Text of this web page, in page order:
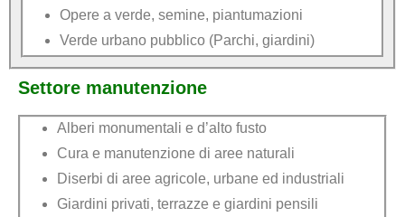
Opere a verde, semine, piantumazioni
Verde urbano pubblico (Parchi, giardini)
Settore manutenzione
Alberi monumentali e d’alto fusto
Cura e manutenzione di aree naturali
Diserbi di aree agricole, urbane ed industriali
Giardini privati, terrazze e giardini pensili